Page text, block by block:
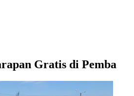
Gratis di Pemba